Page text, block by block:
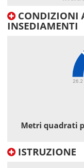
CONDIZIONI
INSEDIAMENTI
26.2
Metri quadrati
ISTRUZIONE